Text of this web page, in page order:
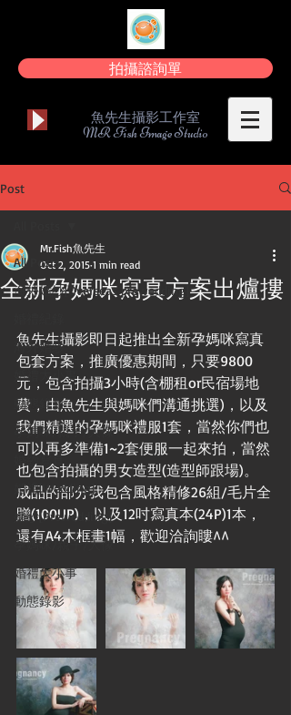
拍攝諮詢單
魚先生攝影工作室
MR Fish Image Studio
Post
All Posts
海外婚紗[Overseas prewedding]
海外婚紗
婚禮大小事
動態錄影
孕媽咪/親子/人像
婚紗寫真
婚禮[Wedding]
婚紗[Prewedding]
孕媽咪/親子/人像
婚禮大小事
動態錄影
全新孕媽咪寫真方案出爐摟
Mr.Fish魚先生
Oct 2, 2015 1 min read
魚先生攝影即日起推出全新孕媽咪寫真
包套方案，推廣優惠期間，只要9800
元，包含拍攝3小時(含棚租or民宿場地
費，由魚先生與媽咪們溝通挑選)，以及
我們精選的孕媽咪禮服1套，當然你們也
可以再多準備1~2套便服一起來拍，當然
也包含拍攝的男女造型(造型師跟場)。
成品的部分我包含風格精修26組/毛片全
贈(100UP)，以及12吋寫真本(24P)1本，
還有A4木框畫1幅，歡迎洽詢瞜^^